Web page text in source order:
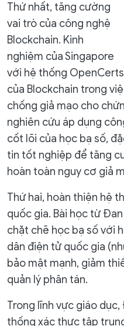
Thứ nhất, tăng cường
vai trò của công nghệ
Blockchain. Kinh
nghiệm của Singapore
với hệ thống
của Blockchain trong
chống giả mạo cho
nghiên cứu áp dụng
cốt lõi của học bạ số,
tin tốt nghiệp để tăng
hoàn toàn nguy cơ giả
Thứ hai, hoàn thiện hệ
quốc gia. Bài học từ
chặt chẽ học bạ số với
dân điện tử quốc gia
bảo mật mạnh, giảm
quản lý phân tán.
Trong lĩnh vực giáo
thống xác thực tập